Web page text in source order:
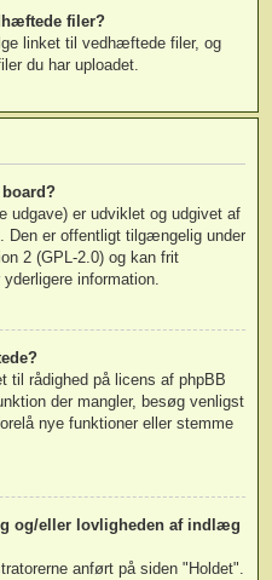
filer?
linket til vedhæftede filer, og
du har uploadet.
udgave) er udviklet og udgivet af
Den er offentligt tilgængelig under
2 (GPL-2.0) og kan frit
yderligere information.
til rådighed på licens af phpBB
der mangler, besøg venligst
nye funktioner eller stemme
og/eller lovligheden af indlæg
anført på siden "Holdet".